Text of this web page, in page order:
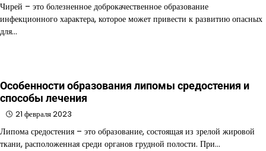
Чирей – это болезненное доброкачественное образование
инфекционного характера, которое может привести к развитию опасных
для…
Особенности образования липомы средостения и
способы лечения
21 февраля 2023
Липома средостения – это образование, состоящая из зрелой жировой
ткани, расположенная среди органов грудной полости. При…